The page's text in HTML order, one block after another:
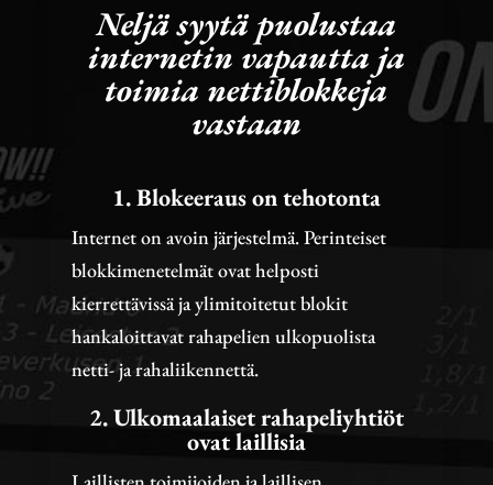
Neljä syytä puolustaa
internetin vapautta ja
toimia nettiblokkeja
vastaan
1. Blokeeraus on tehotonta
Internet on avoin järjestelmä. Perinteiset
blokkimenetelmät ovat helposti
kierrettävissä ja ylimitoitetut blokit
hankaloittavat rahapelien ulkopuolista
netti- ja rahaliikennettä.
2. Ulkomaalaiset rahapeliyhtiöt
ovat laillisia